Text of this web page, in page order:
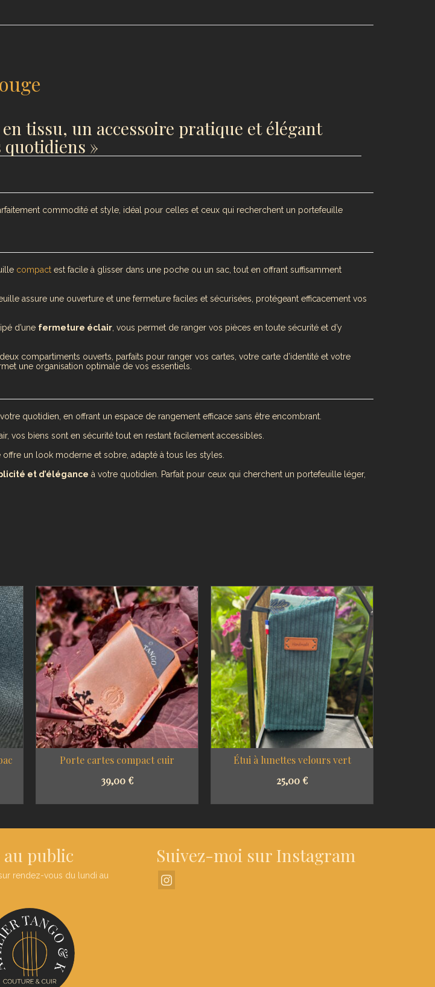
tissu, un accessoire pratique et élégant
quotidiens »
commodité et style, idéal pour celles et ceux qui recherchent un portefeuille
compact est facile à glisser dans une poche ou un sac, tout en offrant suffisamment
assure une ouverture et une fermeture faciles et sécurisées, protégeant efficacement vos
d’une fermeture éclair , vous permet de ranger vos pièces en toute sécurité et d’y
compartiments ouverts, parfaits pour ranger vos cartes, votre carte d’identité et votre
une organisation optimale de vos essentiels.
quotidien, en offrant un espace de rangement efficace sans être encombrant.
vos biens sont en sécurité tout en restant facilement accessibles.
un look moderne et sobre, adapté à tous les styles.
et d’élégance à votre quotidien. Parfait pour ceux qui cherchent un portefeuille léger,
Porte cartes compact cuir
39,00 €
Étui à lunettes velours vert
25,00 €
public
rendez-vous du lundi au
Suivez-moi sur Instagram